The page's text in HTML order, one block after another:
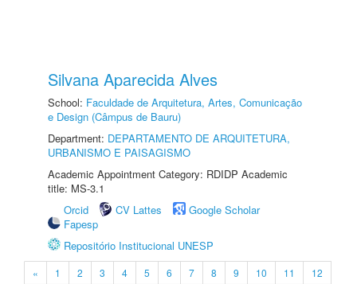
Silvana Aparecida Alves
School: Faculdade de Arquitetura, Artes, Comunicação
e Design (Câmpus de Bauru)
Department: DEPARTAMENTO DE ARQUITETURA,
URBANISMO E PAISAGISMO
Academic Appointment Category: RDIDP Academic
title: MS-3.1
Orcid
CV Lattes
Google Scholar
Fapesp
Repositório Institucional UNESP
« 1 2 3 4 5 6 7 8 9 10 11
12